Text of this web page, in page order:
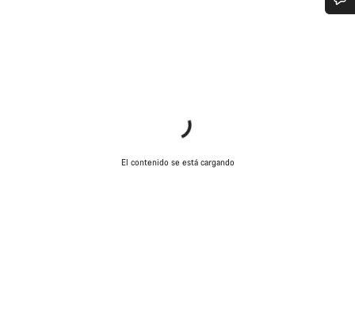
El contenido se está cargando
Abrir chat